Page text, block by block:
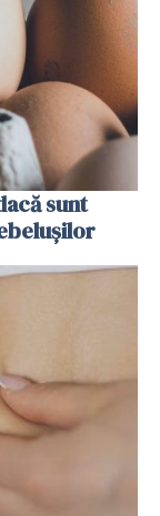
sunt